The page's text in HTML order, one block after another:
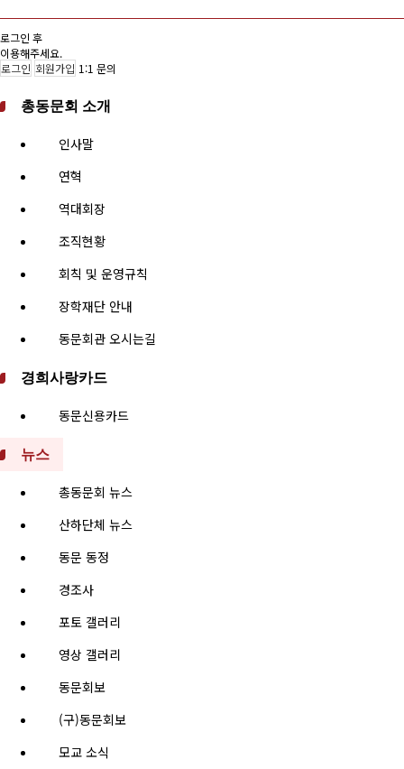
로그인 후
이용해주세요.
로그인 회원가입 1:1 문의
총동문회 소개
인사말
연혁
역대회장
조직현황
회칙 및 운영규칙
장학재단 안내
동문회관 오시는길
경희사랑카드
동문신용카드
뉴스
총동문회 뉴스
산하단체 뉴스
동문 동정
경조사
포토 갤러리
영상 갤러리
동문회보
(구)동문회보
모교 소식